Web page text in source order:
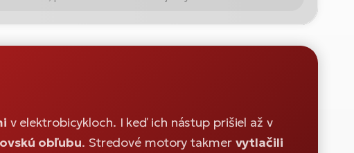
v elektrobicykloch. I keď ich nástup prišiel až v
obľubu. Stredové motory takmer vytlačili